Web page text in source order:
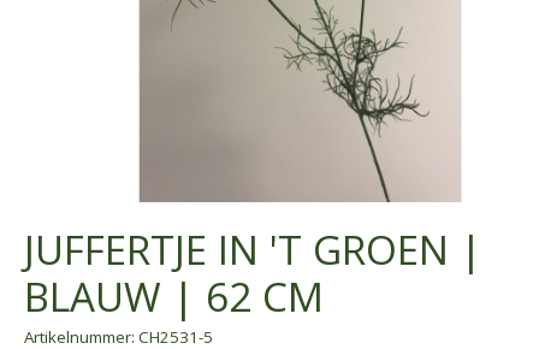
JUFFERTJE IN 'T GROEN |
BLAUW | 62 CM
Artikelnummer: CH2531-5